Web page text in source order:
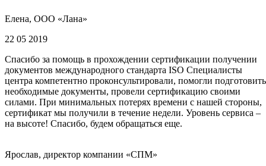
Елена, ООО «Лана»
22 05 2019
Спасибо за помощь в прохождении сертификации получении
документов международного стандарта ISO Специалисты
центра компетентно проконсультировали, помогли подготовить
необходимые документы, провели сертификацию своими
силами. При минимальных потерях времени с нашей стороны,
сертификат мы получили в течение недели. Уровень сервиса –
на высоте! Спасибо, будем обращаться еще.
Ярослав, директор компании «СПМ»